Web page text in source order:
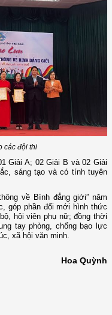
các đội thi
Giải A; 02 Giải B và 02 Giải
sáng tạo và có tính tuyên
về Bình đẳng giới” năm
góp phần đổi mới hình thức
hội viên phụ nữ; đồng thời
tay phòng, chống bạo lực
xã hội văn minh.
Hoa Quỳnh